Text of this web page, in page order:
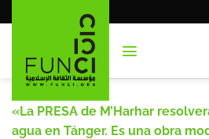
al
«La PRESA de M’Harhar
agua en Tánger. Es una obra